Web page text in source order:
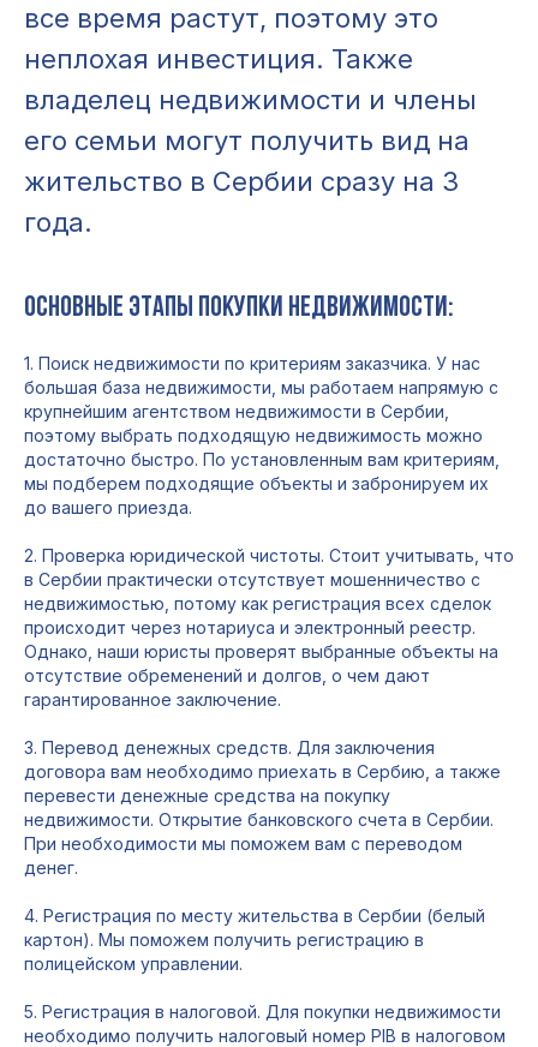
все время растут, поэтому это
неплохая инвестиция. Также
владелец недвижимости и члены
его семьи могут получить вид на
жительство в Сербии сразу на 3
года.
Основные этапы покупки недвижимости:
1. Поиск недвижимости по критериям заказчика. У нас
большая база недвижимости, мы работаем напрямую с
крупнейшим агентством недвижимости в Сербии,
поэтому выбрать подходящую недвижимость можно
достаточно быстро. По установленным вам критериям,
мы подберем подходящие объекты и забронируем их
до вашего приезда.
2. Проверка юридической чистоты. Стоит учитывать, что
в Сербии практически отсутствует мошенничество с
недвижимостью, потому как регистрация всех сделок
происходит через нотариуса и электронный реестр.
Однако, наши юристы проверят выбранные объекты на
отсутствие обременений и долгов, о чем дают
гарантированное заключение.
3. Перевод денежных средств. Для заключения
договора вам необходимо приехать в Сербию, а также
перевести денежные средства на покупку
недвижимости. Открытие банковского счета в Сербии.
При необходимости мы поможем вам с переводом
денег.
4. Регистрация по месту жительства в Сербии (белый
картон). Мы поможем получить регистрацию в
полицейском управлении.
5. Регистрация в налоговой. Для покупки недвижимости
необходимо получить налоговый номер PIB в налоговом